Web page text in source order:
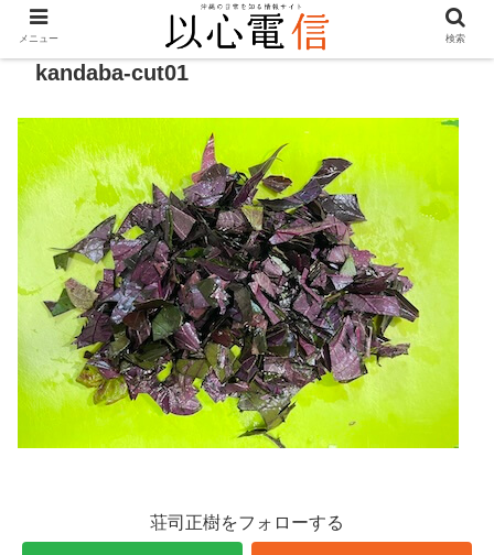
kandaba-cut01
荘司正樹をフォローする
メニュー 検索